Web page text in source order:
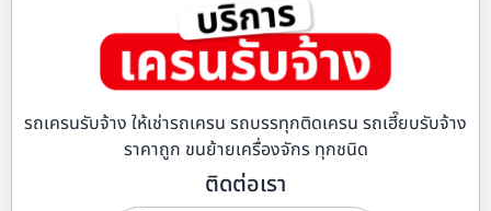
รถเครนรับจ้าง ให้เช่ารถเครน รถบรรทุกติดเครน รถเฮี๊ยบรับจ้าง
ราคาถูก ขนย้ายเครื่องจักร ทุกชนิด
ติดต่อเรา